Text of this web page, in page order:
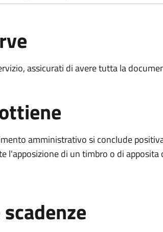
assicurati di avere tutta la
amministrativo si conclude
l'apposizione di un timbro o di